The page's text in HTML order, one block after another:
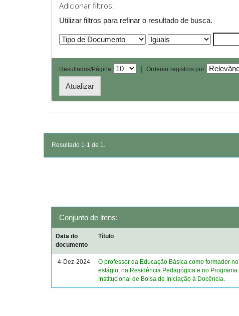
Adicionar filtros:
Utilizar filtros para refinar o resultado de busca.
Resultados/Página | Ordenar registros por
Resultado 1-1 de 1.
Conjunto de itens:
Data do
documento
Título
4-Dez-2024
O professor da Educação Básica como formador no
estágio, na Residência Pedagógica e no Programa
Institucional de Bolsa de Iniciação à Docência.